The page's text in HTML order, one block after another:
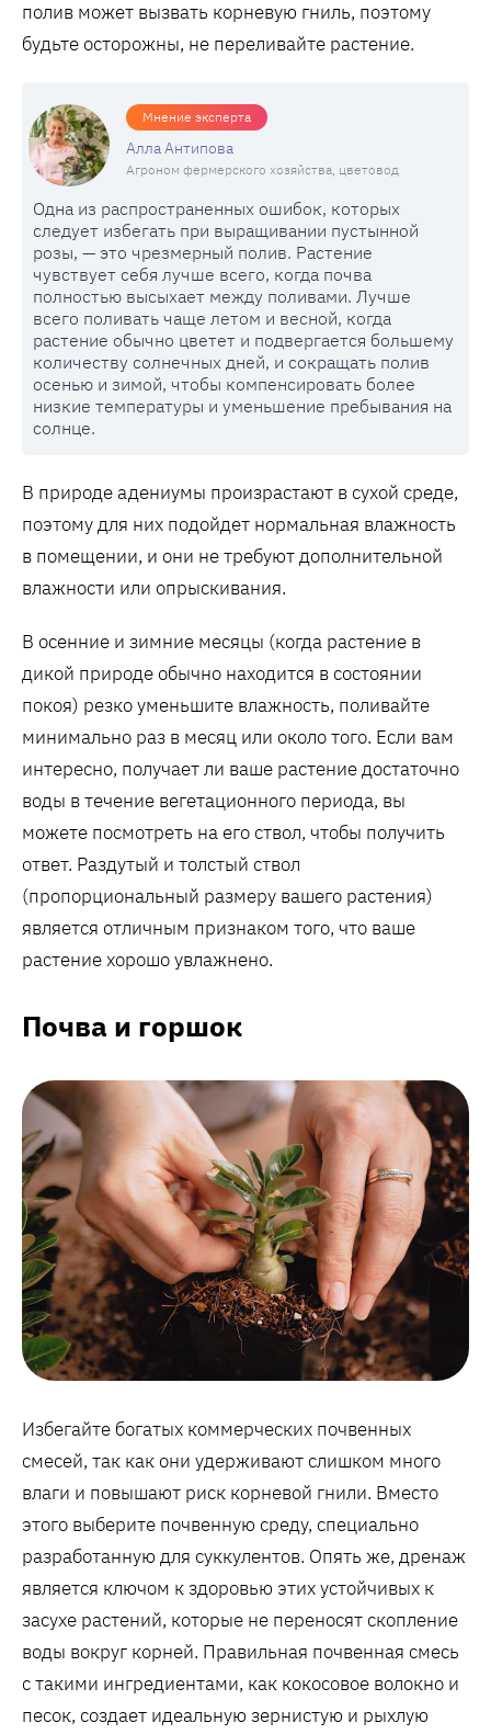
полив может вызвать корневую гниль, поэтому
будьте осторожны, не переливайте растение.
Мнение эксперта
Алла Антипова
Агроном фермерского хозяйства, цветовод
Одна из распространенных ошибок, которых
следует избегать при выращивании пустынной
розы, — это чрезмерный полив. Растение
чувствует себя лучше всего, когда почва
полностью высыхает между поливами. Лучше
всего поливать чаще летом и весной, когда
растение обычно цветет и подвергается большему
количеству солнечных дней, и сокращать полив
осенью и зимой, чтобы компенсировать более
низкие температуры и уменьшение пребывания на
солнце.
В природе адениумы произрастают в сухой среде,
поэтому для них подойдет нормальная влажность
в помещении, и они не требуют дополнительной
влажности или опрыскивания.
В осенние и зимние месяцы (когда растение в
дикой природе обычно находится в состоянии
покоя) резко уменьшите влажность, поливайте
минимально раз в месяц или около того. Если вам
интересно, получает ли ваше растение достаточно
воды в течение вегетационного периода, вы
можете посмотреть на его ствол, чтобы получить
ответ. Раздутый и толстый ствол
(пропорциональный размеру вашего растения)
является отличным признаком того, что ваше
растение хорошо увлажнено.
Почва и горшок
Избегайте богатых коммерческих почвенных
смесей, так как они удерживают слишком много
влаги и повышают риск корневой гнили. Вместо
этого выберите почвенную среду, специально
разработанную для суккулентов. Опять же, дренаж
является ключом к здоровью этих устойчивых к
засухе растений, которые не переносят скопление
воды вокруг корней. Правильная почвенная смесь
с такими ингредиентами, как кокосовое волокно и
песок, создает идеальную зернистую и рыхлую